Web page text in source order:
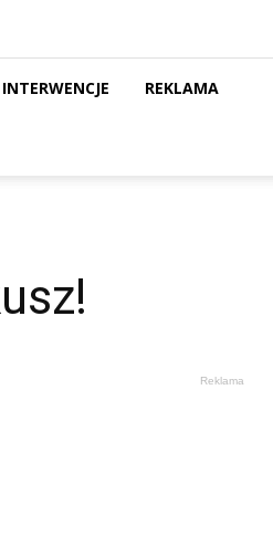
INTERWENCJE REKLAMA
Reklama